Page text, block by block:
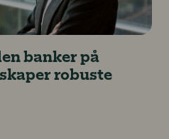
banker på
robuste